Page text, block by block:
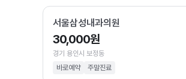
서울삼성내과의원
30,000원
경기 용인시 보정동
바로예약
주말진료